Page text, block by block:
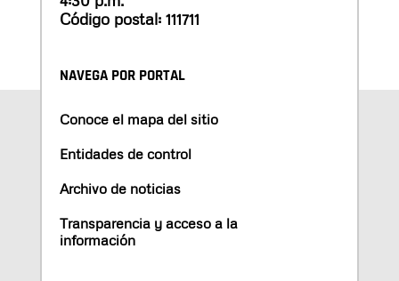
Código postal: 111711
NAVEGA POR PORTAL
Conoce el mapa del sitio
Entidades de control
Archivo de noticias
Transparencia y acceso a la
información